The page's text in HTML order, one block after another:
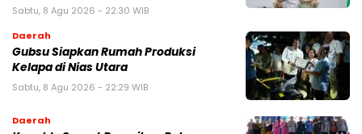
Sabtu, 8 Agu 2026 - 22:30 WIB
Daerah
Gubsu Siapkan Rumah Produksi
Kelapa di Nias Utara
Sabtu, 8 Agu 2026 - 22:29 WIB
Daerah